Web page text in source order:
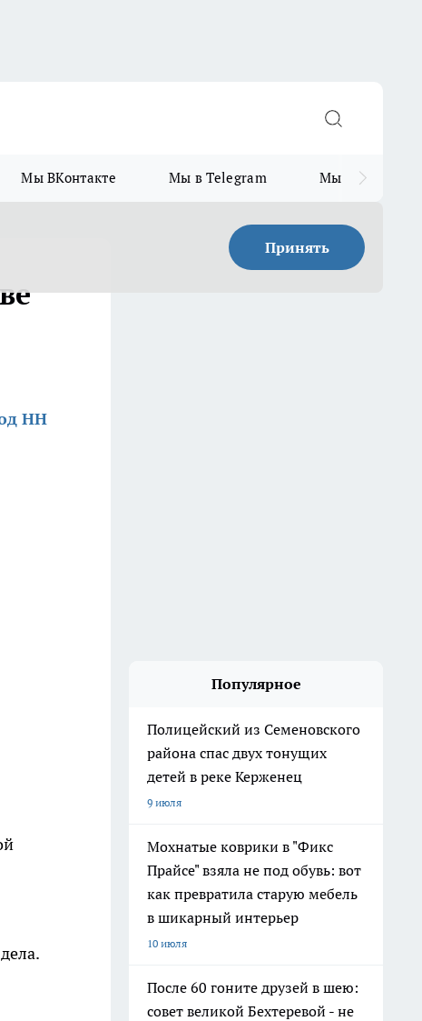
Мы ВКонтакте Мы в Telegram Мы в MAX
Принять
НН
Популярное
Полицейский из Семеновского
района спас двух тонущих
детей в реке Керженец
9 июля
Мохнатые коврики в "Фикс
Прайсе" взяла не под обувь: вот
как превратила старую мебель
в шикарный интерьер
10 июля
После 60 гоните друзей в шею:
совет великой Бехтеревой - не